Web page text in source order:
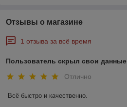
Отзывы о магазине
1 отзыва за всё время
Пользователь скрыл свои данные
Отлично
Всё быстро и качественно.